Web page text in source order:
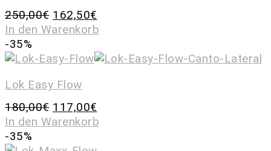
250,00€ 162,50€
In den Warenkorb
-35%
Lok Easy Flow
180,00€ 117,00€
In den Warenkorb
-35%